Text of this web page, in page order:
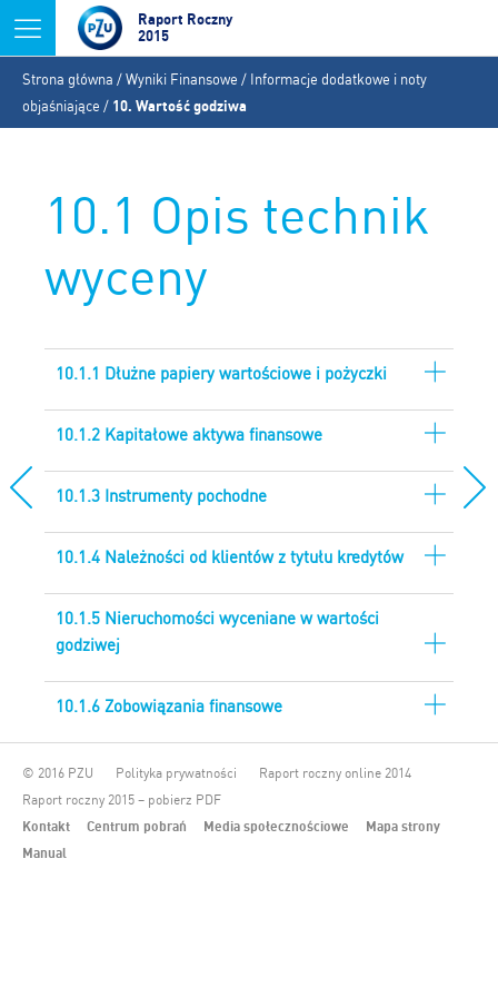
Jump to navigation
Raport Roczny
2015
Jesteś
tutaj
Strona główna /Wyniki Finansowe / Informacje dodatkowe i noty
objaśniające / 10. Wartość godziwa
10.1 Opis technik
wyceny
10.1.1 Dłużne papiery wartościowe i pożyczki
10.1.2 Kapitałowe aktywa finansowe
10.1.3 Instrumenty pochodne
10.1.4 Należności od klientów z tytułu kredytów
10.1.5 Nieruchomości wyceniane w wartości
godziwej
10.1.6 Zobowiązania finansowe
© 2016 PZU Polityka prywatności
Raport roczny online 2014
Raport roczny 2015 – pobierz PDF
Kontakt
Centrum pobrań Media społecznościowe
Mapa strony
Manual